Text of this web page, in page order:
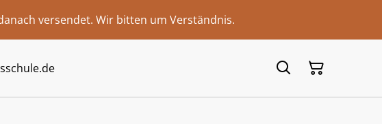
versendet. Wir bitten um Verständnis.